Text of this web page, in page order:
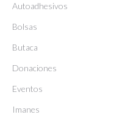
Autoadhesivos
Bolsas
Butaca
Donaciones
Eventos
Imanes